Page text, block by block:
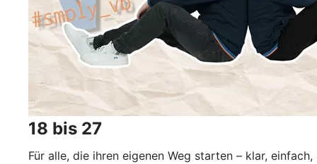
18 bis 27
Für alle, die ihren eigenen Weg starten – klar, einfach,